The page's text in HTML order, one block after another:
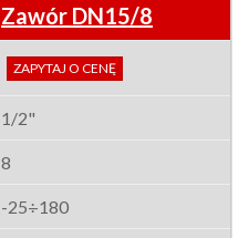
Zawór DN15/8
ZAPYTAJ O CENĘ
1/2"
8
-25÷180